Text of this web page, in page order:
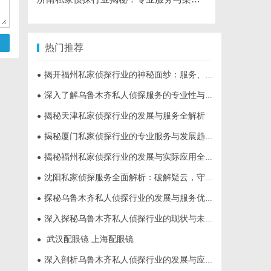
热门推荐
● 揭开福州私家侦探行业的神秘面纱：服务、优势与法律解析
● 深入了解乌鲁木齐私人侦探服务的专业性与应用领域
● 揭秘天津私家侦探行业的发展与服务全解析
● 揭秘厦门私家侦探行业的专业服务与发展趋势
● 揭秘福州私家侦探行业的发展与实际应用全解析
● 沈阳私家侦探服务全面解析：破解疑云，守护真相的专家助力
● 探秘乌鲁木齐私人侦探行业的发展与服务优势
● 深入探秘乌鲁木齐私人侦探行业的现状与未来发展趋势
● 武汉配眼镜 上海配眼镜
● 深入剖析乌鲁木齐私人侦探行业的发展与应用现状